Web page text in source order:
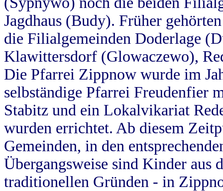
Jagdhaus (Budy). Früher
die Filialgemeinden Doderlage
Klawittersdorf (Glowaczewo),
Die Pfarrei Zippnow wurde im
selbständige Pfarrei Freudenfier
Stabitz und ein Lokalvikariat
wurden errichtet. Ab diesem
Gemeinden, in den
Übergangsweise sind Kinder aus
traditionellen Gründen - in